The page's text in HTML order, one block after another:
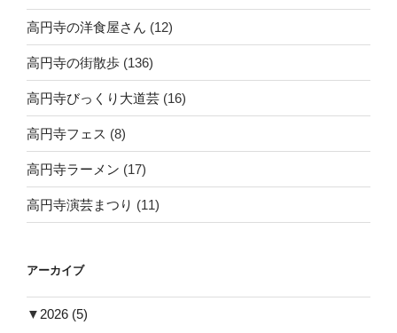
高円寺の洋食屋さん (12)
高円寺の街散歩 (136)
高円寺びっくり大道芸 (16)
高円寺フェス (8)
高円寺ラーメン (17)
高円寺演芸まつり (11)
アーカイブ
▼ 2026 (5)